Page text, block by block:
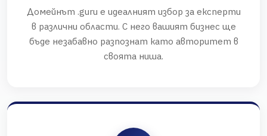
Домейнът .guru е идеалният избор за експерти
в различни области. С него вашият бизнес ще
бъде незабавно разпознат като авторитет в
своята ниша.